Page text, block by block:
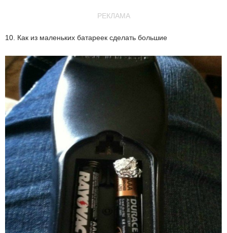
РЕКЛАМА
10. Как из маленьких батареек сделать большие